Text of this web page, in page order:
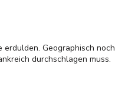
Geographisch noch
durchschlagen muss.